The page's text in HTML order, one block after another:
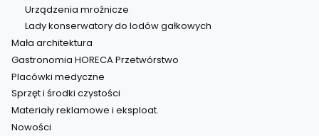
Urządzenia mroźnicze
Lady konserwatory do lodów gałkowych
Mała architektura
Gastronomia HORECA Przetwórstwo
Placówki medyczne
Sprzęt i środki czystości
Materiały reklamowe i eksploat.
Nowości